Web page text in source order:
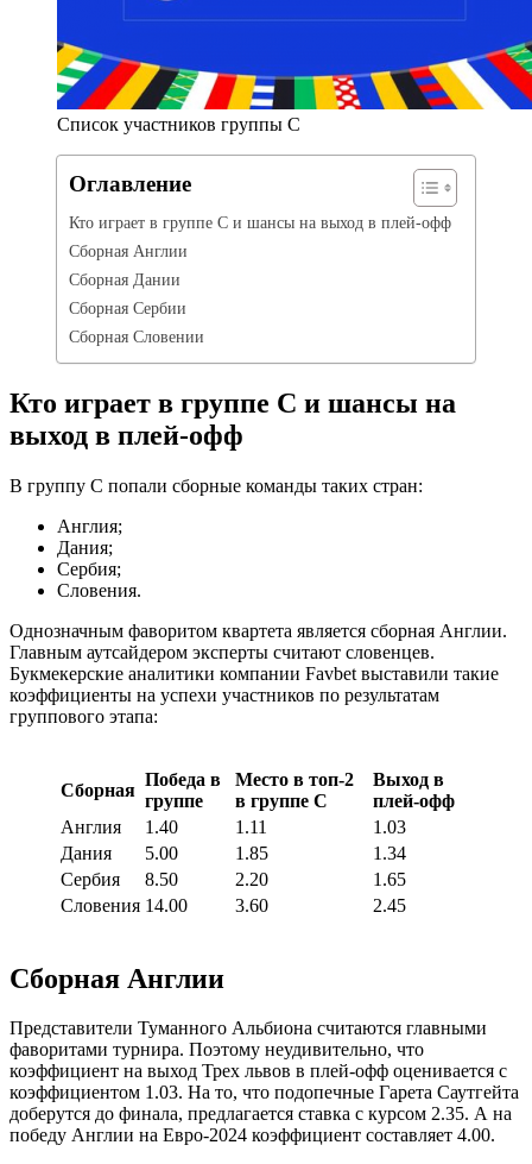
Список участников группы C
Оглавление
Кто играет в группе C и шансы на выход в плей-офф
Сборная Англии
Сборная Дании
Сборная Сербии
Сборная Словении
Кто играет в группе C и шансы на
выход в плей-офф
В группу C попали сборные команды таких стран:
Англия;
Дания;
Сербия;
Словения.
Однозначным фаворитом квартета является сборная Англии.
Главным аутсайдером эксперты считают словенцев.
Букмекерские аналитики компании Favbet выставили такие
коэффициенты на успехи участников по результатам
группового этапа:
Сборная
Победа в
группе
Место в топ-2
в группе C
Выход в
плей-офф
Англия
1.40 1.11
1.03
Дания
5.00 1.85
1.34
Сербия
8.50 2.20
1.65
Словения 14.00 3.60 2.45
Сборная Англии
Представители Туманного Альбиона считаются главными
фаворитами турнира. Поэтому неудивительно, что
коэффициент на выход Трех львов в плей-офф оценивается с
коэффициентом 1.03. На то, что подопечные Гарета Саутгейта
доберутся до финала, предлагается ставка с курсом 2.35. А на
победу Англии на Евро-2024 коэффициент составляет 4.00.